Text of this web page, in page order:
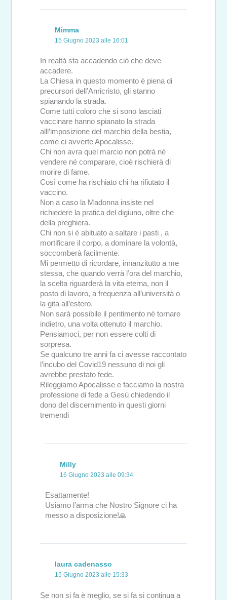
Mimma
15 Giugno 2023 alle 16:01
In realtà sta accadendo ciò che deve
accadere.
La Chiesa in questo momento è piena di
precursori dell’Anricristo, gli stanno
spianando la strada.
Come tutti coloro che si sono lasciati
vaccinare hanno spianato la strada
alll’imposizione del marchio della bestia,
come ci avverte Apocalisse.
Chi non avra quel marcio non potrà né
vendere né comparare, cioè rischierà di
morire di fame.
Così come ha rischiato chi ha rifiutato il
vaccino.
Non a caso la Madonna insiste nel
richiedere la pratica del digiuno, oltre che
della preghiera.
Chi non si è abituato a saltare i pasti , a
mortificare il corpo, a dominare la volontà,
soccomberà facilmente.
Mi permetto di ricordare, innanzitutto a me
stessa, che quando verrà l’ora del marchio,
la scelta riguarderà la vita eterna, non il
posto di lavoro, a frequenza all’università o
la gita all’estero.
Non sarà possibile il pentimento nè tornare
indietro, una volta ottenuto il marchio.
Pensiamoci, per non essere colti di
sorpresa.
Se qualcuno tre anni fa ci avesse raccontato
l’incubo del Covid19 nessuno di noi gli
avrebbe prestato fede.
Rileggiamo Apocalisse e facciamo la nostra
professione di fede a Gesù chiedendo il
dono del discernimento in questi giorni
tremendi
Milly
16 Giugno 2023 alle 09:34
Esattamente!
Usiamo l’arma che Nostro Signore ci ha
messo a disposizione!🙏
laura cadenasso
15 Giugno 2023 alle 15:33
Se non si fa è meglio, se si fa si continua a